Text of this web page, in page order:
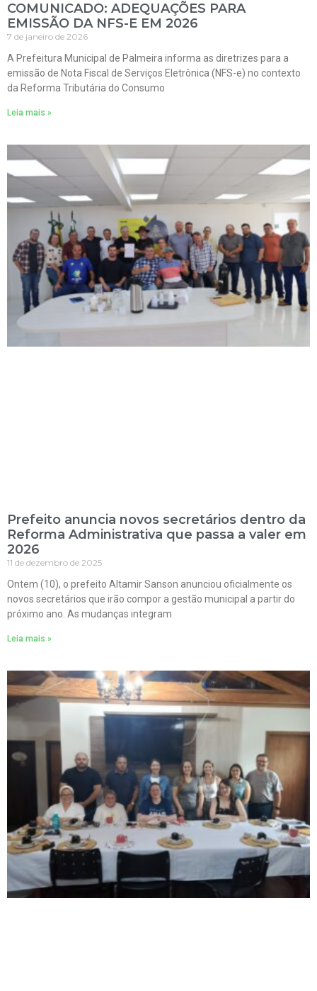
COMUNICADO: ADEQUAÇÕES PARA
EMISSÃO DA NFS-E EM 2026
7 de janeiro de 2026
A Prefeitura Municipal de Palmeira informa as diretrizes para a
emissão de Nota Fiscal de Serviços Eletrônica (NFS-e) no contexto
da Reforma Tributária do Consumo
Leia mais »
Prefeito anuncia novos secretários dentro da
Reforma Administrativa que passa a valer em
2026
11 de dezembro de 2025
Ontem (10), o prefeito Altamir Sanson anunciou oficialmente os
novos secretários que irão compor a gestão municipal a partir do
próximo ano. As mudanças integram
Leia mais »